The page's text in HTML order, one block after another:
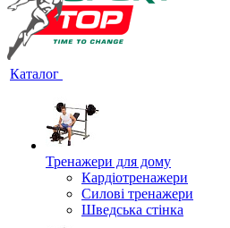
Каталог
Тренажери для дому
Кардіотренажери
Силові тренажери
Шведська стінка